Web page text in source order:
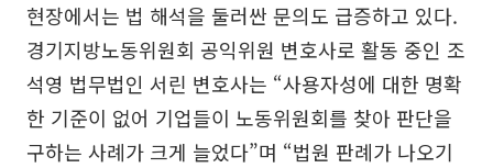
현장에서는 법 해석을 둘러싼 문의도 급증하고 있다.
경기지방노동위원회 공익위원 변호사로 활동 중인 조
석영 법무법인 서린 변호사는 “사용자성에 대한 명확
한 기준이 없어 기업들이 노동위원회를 찾아 판단을
구하는 사례가 크게 늘었다”며 “법원 판례가 나오기